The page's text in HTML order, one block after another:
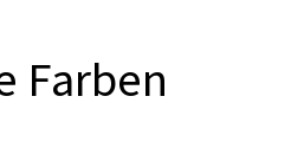
Farben